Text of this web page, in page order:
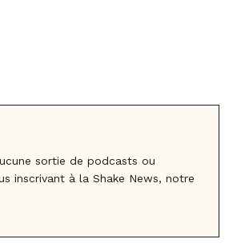
sortie de podcasts ou
inscrivant à la Shake News, notre